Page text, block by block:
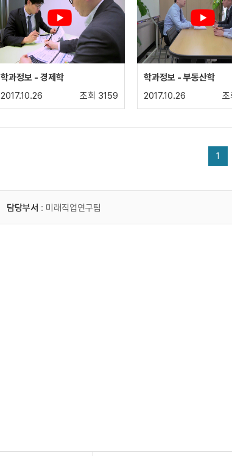
학과정보 - 경제학
2017.10.26
조회 3159
학과정보 - 부동산학
2017.10.26
1
담당부서 : 미래직업연구팀